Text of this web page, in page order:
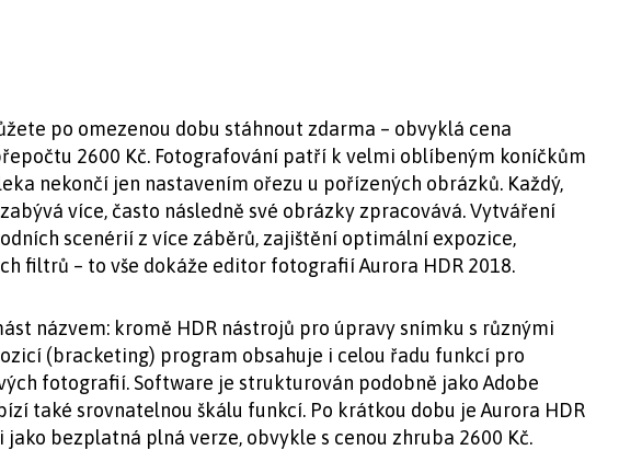
po omezenou dobu stáhnout zdarma – obvyklá cena
2600 Kč. Fotografování patří k velmi oblíbeným koníčkům
nekončí jen nastavením ořezu u pořízených obrázků. Každý,
více, často následně své obrázky zpracovává. Vytváření
scenérií z více záběrů, zajištění optimální expozice,
filtrů – to vše dokáže editor fotografií Aurora HDR 2018.
názvem: kromě HDR nástrojů pro úpravy snímku s různými
(bracketing) program obsahuje i celou řadu funkcí pro
fotografií. Software je strukturován podobně jako Adobe
také srovnatelnou škálu funkcí. Po krátkou dobu je Aurora HDR
jako bezplatná plná verze, obvykle s cenou zhruba 2600 Kč.